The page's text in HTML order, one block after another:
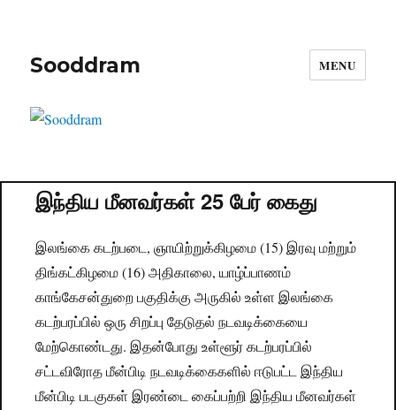
Sooddram MENU
இந்திய மீனவர்கள் 25 பேர் கைது
இலங்கை கடற்படை, ஞாயிற்றுக்கிழமை (15) இரவு மற்றும்
திங்கட்கிழமை (16) அதிகாலை, யாழ்ப்பாணம்
காங்கேசன்துறை பகுதிக்கு அருகில் உள்ள இலங்கை
கடற்பரப்பில் ஒரு சிறப்பு தேடுதல் நடவடிக்கையை
மேற்கொண்டது. இதன்போது உள்ளூர் கடற்பரப்பில்
சட்டவிரோத மீன்பிடி நடவடிக்கைகளில் ஈடுபட்ட இந்திய
மீன்பிடி படகுகள் இரண்டை கைப்பற்றி இந்திய மீனவர்கள்